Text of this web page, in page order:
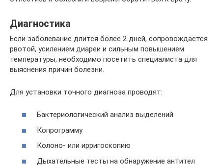
Диагностика
Если заболевание длится более 2 дней, сопровождается
рвотой, усилением диареи и сильным повышением
температуры, необходимо посетить специалиста для
выяснения причин болезни.
Для установки точного диагноза проводят:
Бактериологический анализ выделений
Копрограмму
Колоно- или ирригоскопию
Дыхательные тесты на обнаружение антител